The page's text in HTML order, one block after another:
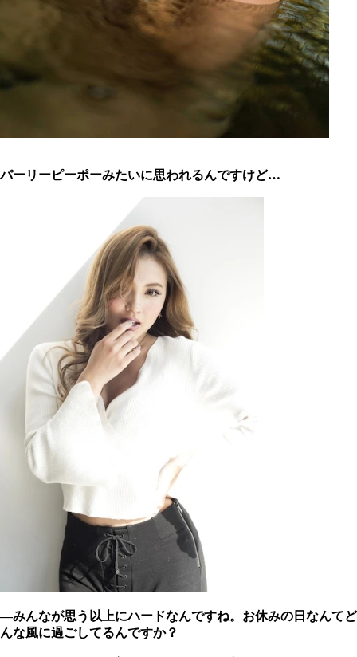
パーリーピーポーみたいに思われるんですけど…
―みんなが思う以上にハードなんですね。お休みの日なんてど
んな風に過ごしてるんですか？